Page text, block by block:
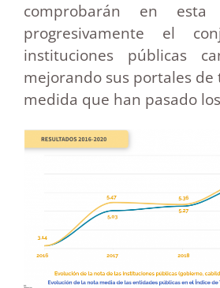
comprobarán en esta
progresivamente el
instituciones públicas
mejorando sus portales de
medida que han pasado